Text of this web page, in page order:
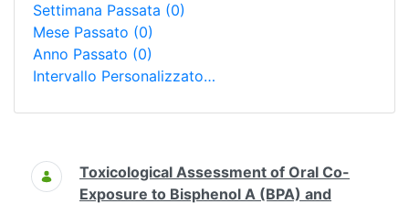
Settimana Passata (0)
Mese Passato (0)
Anno Passato (0)
Intervallo Personalizzato…
Ricerca
Toxicological Assessment of Oral Co-
Exposure to Bisphenol A (BPA) and